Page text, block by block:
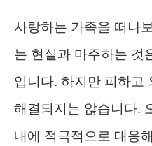
사랑하는 가족을 떠나
는 현실과 마주하는 것
입니다. 하지만 피하고
해결되지는 않습니다.
내에 적극적으로 대응